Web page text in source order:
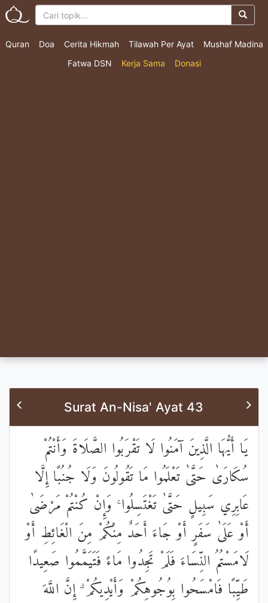
Quran Doa Cerita Hikmah Tilawah Per Ayat
Mushaf Madina
Fatwa DSN
Kerja Sama Donasi
Surat An-Nisa' Ayat 43
يَا أَيُّهَا الَّذِينَ آمَنُوا لَا تَقْرَبُوا الصَّلَاةَ وَأَنْتُمْ
سُكَارَىٰ حَتَّىٰ تَعْلَمُوا مَا تَقُولُونَ وَلَا جُنُبًا إِلَّا
عَابِرِي سَبِيلٍ حَتَّىٰ تَغْتَسِلُوا ۚ وَإِنْ كُنْتُمْ مَرْضَىٰ
أَوْ عَلَىٰ سَفَرٍ أَوْ جَاءَ أَحَدٌ مِنْكُمْ مِنَ الْغَائِطِ أَوْ
لَامَسْتُمُ النِّسَاءَ فَلَمْ تَجِدُوا مَاءً فَتَيَمَّمُوا صَعِيدًا
طَيِّبًا فَامْسَحُوا بِوُجُوهِكُمْ وَأَيْدِيكُمْ ۗ إِنَّ اللَّهَ